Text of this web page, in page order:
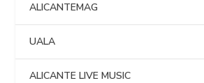
ALICANTEMAG
UALA
ALICANTE LIVE MUSIC